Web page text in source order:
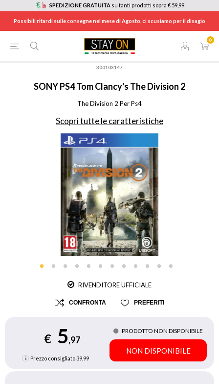
SPEDIZIONE GRATUITA su tanti prodotti sopra € 59,99
Possibili ritardi sulle consegne nel mese di Agosto, ci scusiamo per il disagio
0
CONSOLE E VIDEOGIOCHI
300103147
SONYPS4 Tom Clancy's The Division 2
The Division 2 Per Ps4
Scopri tutte le caratteristiche
RIVENDITORE UFFICIALE
CONFRONTA PREFERITI
€ 5,97
Prezzo consigliato39,99
PRODOTTO NON DISPONIBILE
NON DISPONIBILE